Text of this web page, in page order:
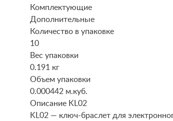
Комплектующие
Дополнительные
Количество в упаковке
10
Вес упаковки
0.191 кг
Объем упаковки
0.000442 м.куб.
Описание KL02
KL02 — ключ-браслет для